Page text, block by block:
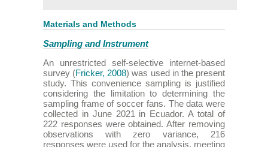
Materials and Methods
Sampling and Instrument
An unrestricted self-selective internet-based
survey (Fricker, 2008) was used in the present
study. This convenience sampling is justified
considering the limitation to determining the
sampling frame of soccer fans. The data were
collected in June 2021 in Ecuador. A total of
222 responses were obtained. After removing
observations with zero variance, 216
responses were used for the analysis, meeting